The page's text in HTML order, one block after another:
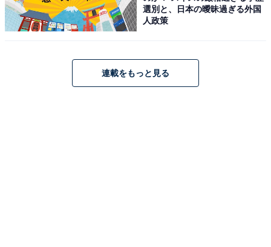
選別と、日本の曖昧過ぎる外国
人政策
連載をもっと見る